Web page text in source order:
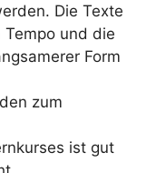
Die Texte
und die
Form
zum
ist gut